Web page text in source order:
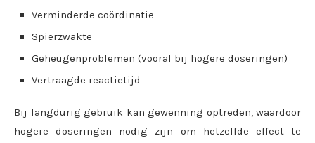
Verminderde coördinatie
Spierzwakte
Geheugenproblemen (vooral bij hogere doseringen)
Vertraagde reactietijd
Bij langdurig gebruik kan gewenning optreden, waardoor
hogere doseringen nodig zijn om hetzelfde effect te